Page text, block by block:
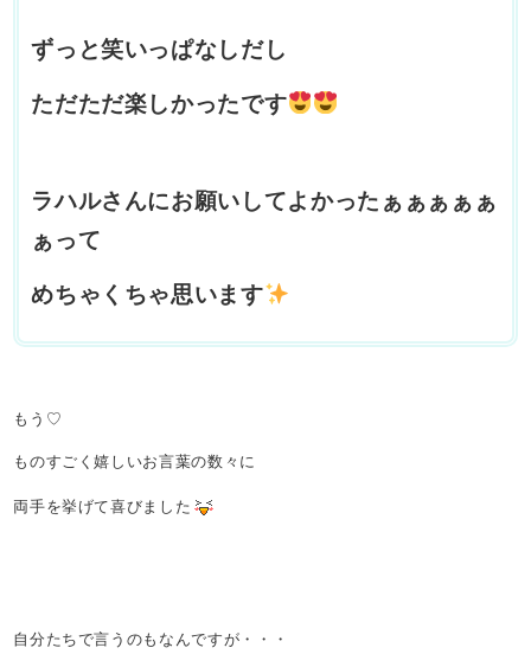
ずっと笑いっぱなしだし
ただただ楽しかったです
ラハルさんにお願いしてよかったぁぁぁぁぁ
ぁって
めちゃくちゃ思います
もう♡
ものすごく嬉しいお言葉の数々に
両手を挙げて喜びました
自分たちで言うのもなんですが・・・